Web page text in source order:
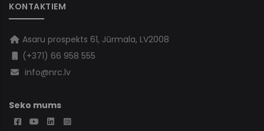
KONTAKTIEM
Asaru prospekts 61, Jūrmala, LV2008
(+371) 66 958 555
info@nrc.lv
Seko mums